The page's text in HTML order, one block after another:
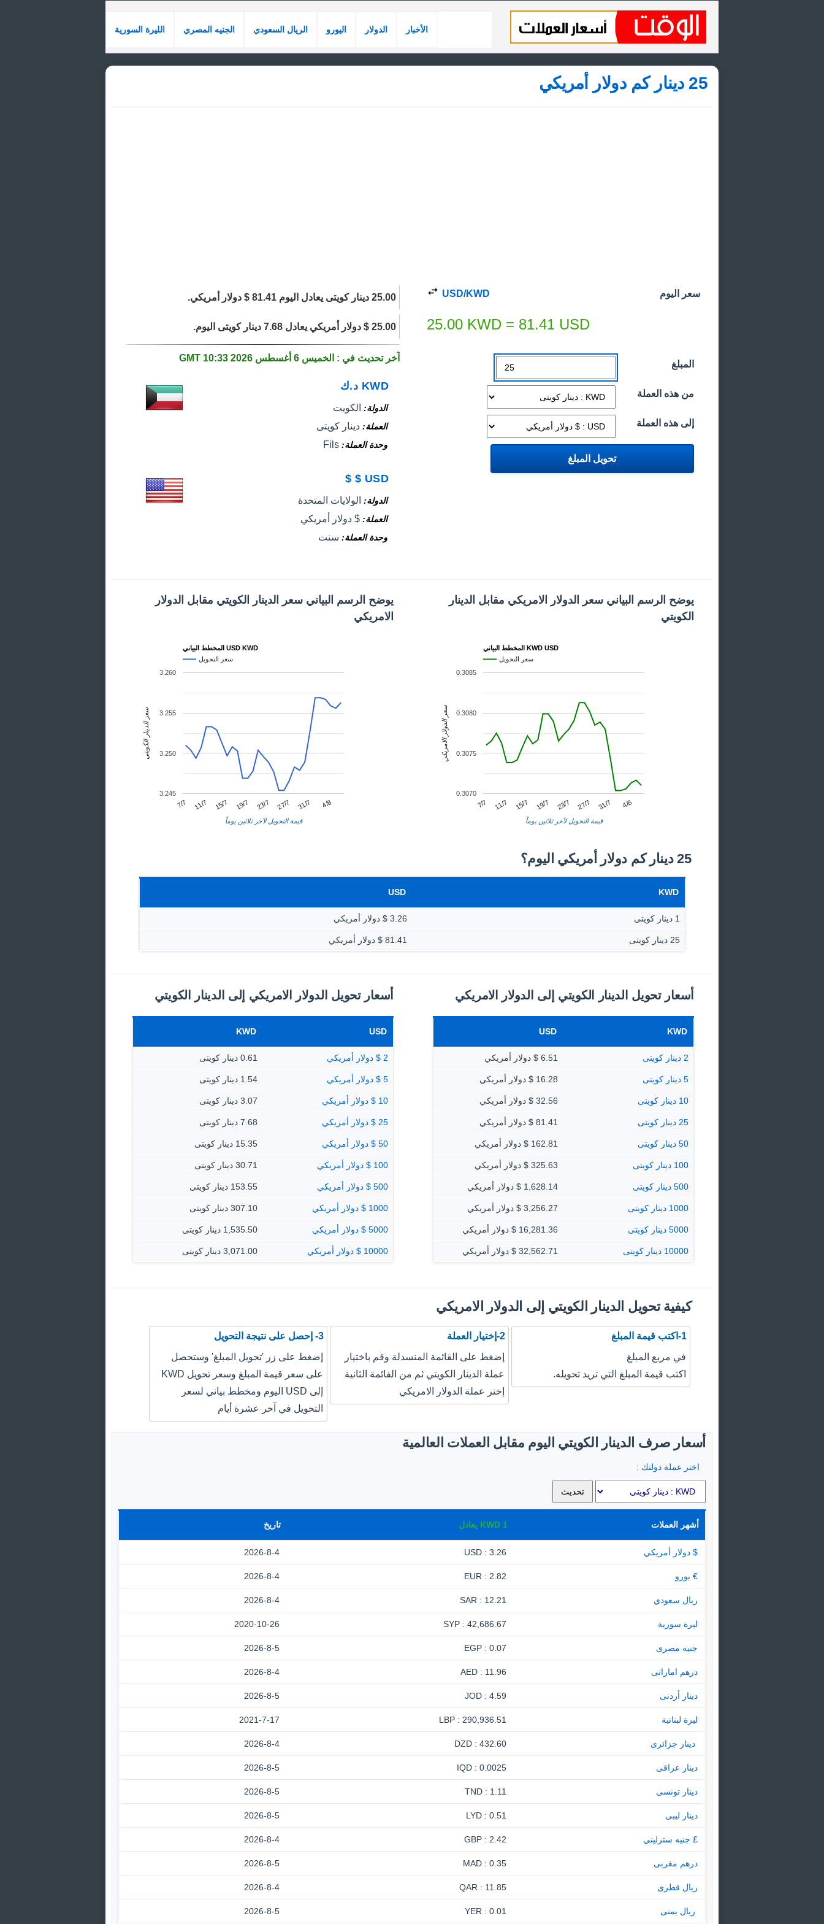
الليرة السورية الجنيه المصري الريال السعودي اليورو الدولار الأخبار
25 دينار كم دولار أمريكي
سعر اليوم USD/KWD
25.00 KWD = 81.41 USD
المبلغ
من هذه العملة
إلى هذه العملة
25.00 دينار كويتى يعادل اليوم 81.41 $ دولار أمريكي.
25.00 $ دولار أمريكي يعادل 7.68 دينار كويتى اليوم.
آخر تحديث في : الخميس 6 أغسطس 2026 10:33 GMT
KWD د.ك
الدولة الكويت
العملة دينار كويتى
وحدة العملة Fils
USD
$
$
الدولة الولايات المتحدة
العملة $ دولار أمريكي
وحدة العملة سنت
يوضح الرسم البياني سعر الدولار الامريكي مقابل الدينار
الكويتي
المخطط البياني KWD USD
سعر التحويل
7/7 11/7 15/7 19/7 23/7 27/7 31/7 4/8
0.3070
0.3075
0.3080
0.3085
قيمة التحويل لآخر ثلاثين يوماً
سعر الدولار الامريكي
يوضح الرسم البياني سعر الدينار الكويتي مقابل الدولار
الامريكي
المخطط البياني USD KWD
سعر التحويل
7/7 11/7 15/7 19/7 23/7 27/7 31/7 4/8
3.245
3.250
3.255
3.260
قيمة التحويل لآخر ثلاثين يوماً
سعر الدينار الكويتي
25 دينار كم دولار أمريكي اليوم؟
KWD
USD
1 دينار كويتى 3.26 $ دولار أمريكي
25 دينار كويتى 81.41 $ دولار أمريكي
أسعار تحويل الدينار الكويتي إلى الدولار الامريكي
KWD
USD
2 دينار كويتى 6.51 $ دولار أمريكي
5 دينار كويتى 16.28 $ دولار أمريكي
10 دينار كويتى 32.56 $ دولار أمريكي
25 دينار كويتى 81.41 $ دولار أمريكي
50 دينار كويتى 162.81 $ دولار أمريكي
100 دينار كويتى 325.63 $ دولار أمريكي
500 دينار كويتى 1,628.14 $ دولار أمريكي
1000 دينار كويتى 3,256.27 $ دولار أمريكي
5000 دينار كويتى 16,281.36 $ دولار أمريكي
10000 دينار كويتى 32,562.71 $ دولار أمريكي
أسعار تحويل الدولار الامريكي إلى الدينار الكويتي
USD
KWD
2 $ دولار أمريكي 0.61 دينار كويتى
5 $ دولار أمريكي 1.54 دينار كويتى
10 $ دولار أمريكي 3.07 دينار كويتى
25 $ دولار أمريكي 7.68 دينار كويتى
50 $ دولار أمريكي 15.35 دينار كويتى
100 $ دولار أمريكي 30.71 دينار كويتى
500 $ دولار أمريكي 153.55 دينار كويتى
1000 $ دولار أمريكي 307.10 دينار كويتى
5000 $ دولار أمريكي 1,535.50 دينار كويتى
10000 $ دولار أمريكي 3,071.00 دينار كويتى
كيفية تحويل الدينار الكويتي إلى الدولار الامريكي
1-اكتب قيمة المبلغ
في مربع المبلغ
اكتب قيمة المبلغ التي تريد تحويله.
2-إختيار العملة
إضغط على القائمة المنسدلة وقم باختيار
عملة الدينار الكويتي ثم من القائمة الثانية
إختر عملة الدولار الامريكي
3- إحصل على نتيجة التحويل
إضغط على زر 'تحويل المبلغ' وستحصل
على سعر قيمة المبلغ وسعر تحويل KWD
إلى USD اليوم ومخطط بياني لسعر
التحويل في آخر عشرة أيام
أسعار صرف الدينار الكويتي اليوم مقابل العملات العالمية
اختر عملة دولتك :
أشهر العملات 1
KWD يعادل تاريخ
$ دولار أمريكي 3.26 : USD
2026-8-4
€ يورو 2.82 : EUR
2026-8-4
ريال سعودي 12.21 : SAR
2026-8-4
ليرة سورية 42,686.67 : SYP
2020-10-26
جنيه مصرى 0.07 : EGP
2026-8-5
درهم اماراتى 11.96 : AED
2026-8-4
دينار أردنى 4.59 : JOD
2026-8-5
ليرة لبنانية 290,936.51 : LBP
2021-7-17
‏ دينار جزائرى 432.60 : DZD
2026-8-4
دينار عراقى 0.0025 : IQD
2026-8-5
دينار تونسى 1.11 : TND
2026-8-5
دينار ليبى 0.51 : LYD
2026-8-5
£ جنيه سترليني 2.42 : GBP
2026-8-4
درهم مغربى 0.35 : MAD
2026-8-5
ريال قطرى 11.85 : QAR
2026-8-4
‏ ريال يمنى 0.01 : YER
2026-8-5